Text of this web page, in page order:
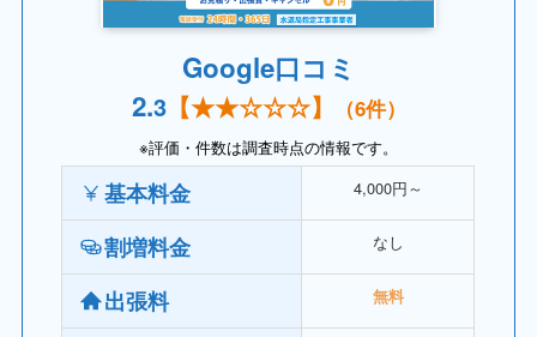
Google口コミ
2.3【★★☆☆☆】 （6件）
※評価・件数は調査時点の情報です。
基本料金 4,000円～
割増料金 なし
出張料 無料